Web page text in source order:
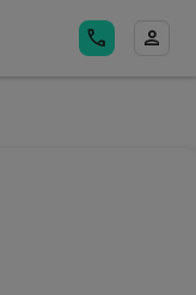
call person